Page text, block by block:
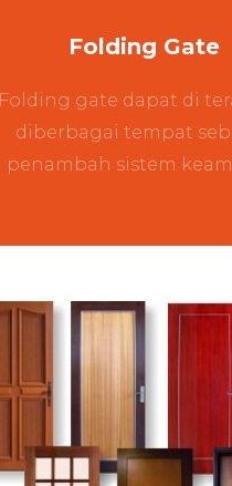
Folding Gate
Folding gate dapat di
diberbagai tempat
penambah sistem